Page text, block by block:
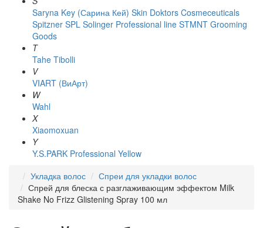
Saryna Key (Сарина Кей) Skin Doktors Cosmeceuticals
Spitzner SPL Solinger Professional line STMNT Grooming
Goods
T
Tahe Tibolli
V
VIART (ВиАрт)
W
Wahl
X
Xiaomoxuan
Y
Y.S.PARK Professional Yellow
Укладка волос
Спреи для укладки волос
Спрей для блеска с разглаживающим эффектом Milk
Shake No Frizz Glistening Spray 100 мл